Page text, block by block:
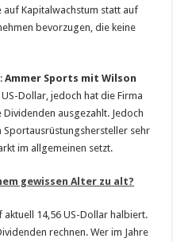
Kapitalwachstum statt auf
bevorzugen, die keine
Ammer Sports mit Wilson
Dollar, jedoch hat die Firma
ausgezahlt. Jedoch
sehr
im allgemeinen setzt.
gewissen Alter zu alt?
aktuell 14,56 US-Dollar halbiert.
rechnen. Wer im Jahre